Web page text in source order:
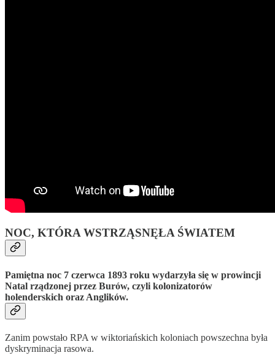
NOC, KTÓRA WSTRZĄSNĘŁA ŚWIATEM
Pamiętna noc 7 czerwca 1893 roku wydarzyła się w prowincji
Natal rządzonej przez Burów, czyli kolonizatorów
holenderskich oraz Anglików.
Zanim powstało RPA w wiktoriańskich koloniach powszechna była
dyskryminacja rasowa.